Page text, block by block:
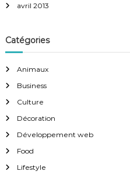
avril 2013
Catégories
Animaux
Business
Culture
Décoration
Développement web
Food
Lifestyle